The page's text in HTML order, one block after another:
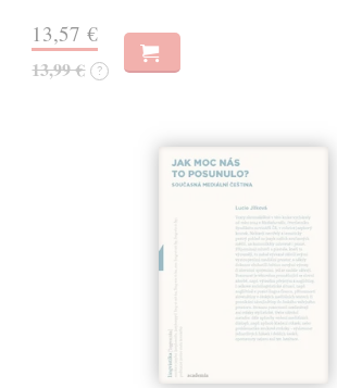
13,57 €
13,99 € ?